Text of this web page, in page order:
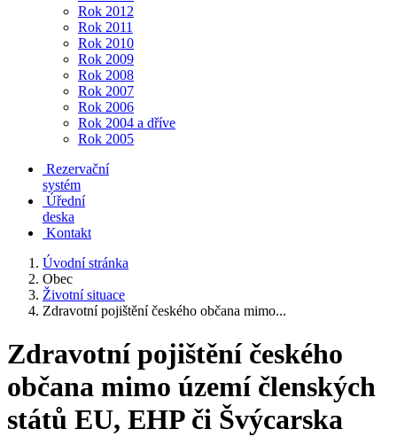
Rok 2012
Rok 2011
Rok 2010
Rok 2009
Rok 2008
Rok 2007
Rok 2006
Rok 2004 a dříve
Rok 2005
Rezervační
systém
Úřední
deska
Kontakt
Úvodní stránka
Obec
Životní situace
Zdravotní pojištění českého občana mimo...
Zdravotní pojištění českého
občana mimo území členských
států EU, EHP či Švýcarska